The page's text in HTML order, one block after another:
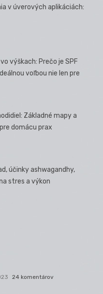
v úverových aplikáciách:
výškach: Prečo je SPF
voľbou nie len pre
Základné mapy a
domácu prax
účinky ashwagandhy,
stres a výkon
24 komentárov